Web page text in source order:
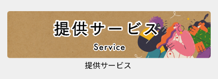
提供サービス